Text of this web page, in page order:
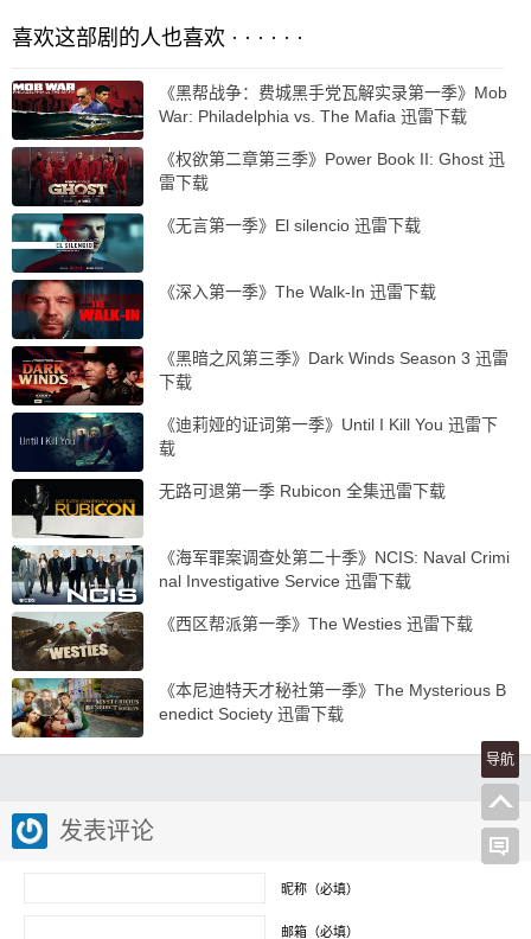
喜欢这部剧的人也喜欢 · · · · · ·
《黑帮战争：费城黑手党瓦解实录第一季》Mob
War: Philadelphia vs. The Mafia 迅雷下载
《权欲第二章第三季》Power Book II: Ghost 迅
雷下载
《无言第一季》El silencio 迅雷下载
《深入第一季》The Walk-In 迅雷下载
《黑暗之风第三季》Dark Winds Season 3 迅雷
下载
《迪莉娅的证词第一季》Until I Kill You 迅雷下
载
无路可退第一季 Rubicon 全集迅雷下载
《海军罪案调查处第二十季》NCIS: Naval Crimi
nal Investigative Service 迅雷下载
《西区帮派第一季》The Westies 迅雷下载
《本尼迪特天才秘社第一季》The Mysterious B
enedict Society 迅雷下载
发表评论
昵称（必填）
邮箱（必填）
导航